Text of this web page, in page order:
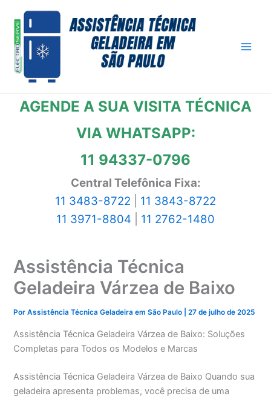
para
conteúdo
AGENDE A SUA VISITA TÉCNICA
VIA WHATSAPP:
11 94337-0796
Central Telefônica Fixa:
11 3483-8722
11 3843-8722
11 3971-8804
11 2762-1480
Assistência Técnica
Geladeira Várzea de Baixo
PorAssistência Técnica Geladeira em São Paulo |27 de julho de 2025
Assistência Técnica Geladeira Várzea de Baixo: Soluções
Completas para Todos os Modelos e Marcas
Assistência Técnica Geladeira Várzea de Baixo Quando sua
geladeira apresenta problemas, você precisa de uma